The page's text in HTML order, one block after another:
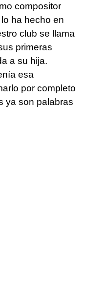
compositor
ha hecho en
club se llama
primeras
a su hija.
esa
por completo
ya son palabras